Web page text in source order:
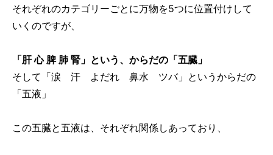
それぞれのカテゴリーごとに万物を5つに位置付けして
いくのですが、
「肝 心 脾 肺 腎」という、からだの「五臓」
そして「涙 汗 よだれ 鼻水 ツバ」というからだの
「五液」
この五臓と五液は、それぞれ関係しあっており、